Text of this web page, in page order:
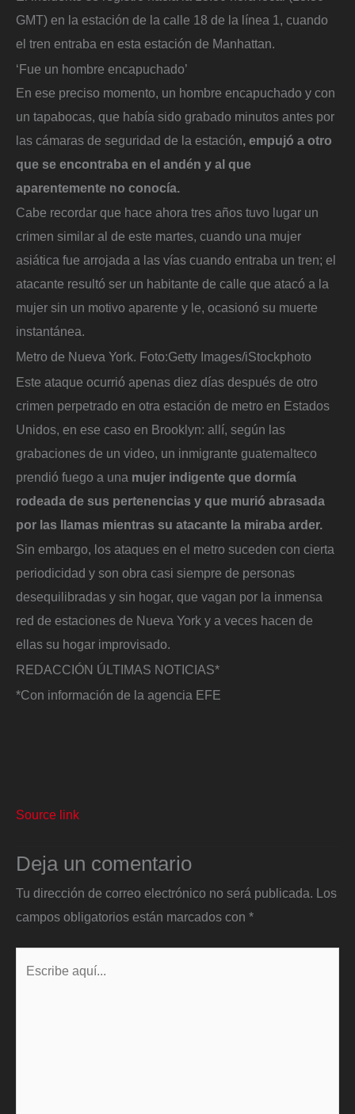
GMT) en la estación de la calle 18 de la línea 1, cuando
el tren entraba en esta estación de Manhattan.
‘Fue un hombre encapuchado’
En ese preciso momento, un hombre encapuchado y con
un tapabocas, que había sido grabado minutos antes por
las cámaras de seguridad de la estación, empujó a otro
que se encontraba en el andén y al que
aparentemente no conocía.
Cabe recordar que hace ahora tres años tuvo lugar un
crimen similar al de este martes, cuando una mujer
asiática fue arrojada a las vías cuando entraba un tren; el
atacante resultó ser un habitante de calle que atacó a la
mujer sin un motivo aparente y le, ocasionó su muerte
instantánea.
Metro de Nueva York. Foto:Getty Images/iStockphoto
Este ataque ocurrió apenas diez días después de otro
crimen perpetrado en otra estación de metro en Estados
Unidos, en ese caso en Brooklyn: allí, según las
grabaciones de un video, un inmigrante guatemalteco
prendió fuego a una mujer indigente que dormía
rodeada de sus pertenencias y que murió abrasada
por las llamas mientras su atacante la miraba arder.
Sin embargo, los ataques en el metro suceden con cierta
periodicidad y son obra casi siempre de personas
desequilibradas y sin hogar, que vagan por la inmensa
red de estaciones de Nueva York y a veces hacen de
ellas su hogar improvisado.
REDACCIÓN ÚLTIMAS NOTICIAS*
*Con información de la agencia EFE
Source link
Deja un comentario
Tu dirección de correo electrónico no será publicada. Los
campos obligatorios están marcados con *